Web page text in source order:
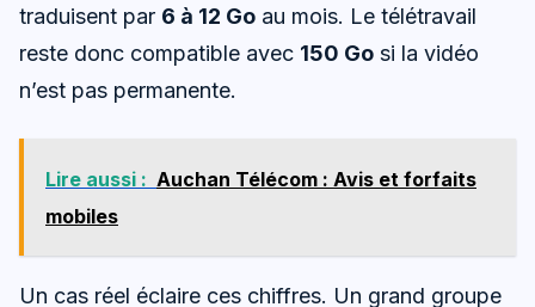
traduisent par 6 à 12 Go au mois. Le télétravail
reste donc compatible avec 150 Go si la vidéo
n’est pas permanente.
Lire aussi : Auchan Télécom : Avis et forfaits
mobiles
Un cas réel éclaire ces chiffres. Un grand groupe